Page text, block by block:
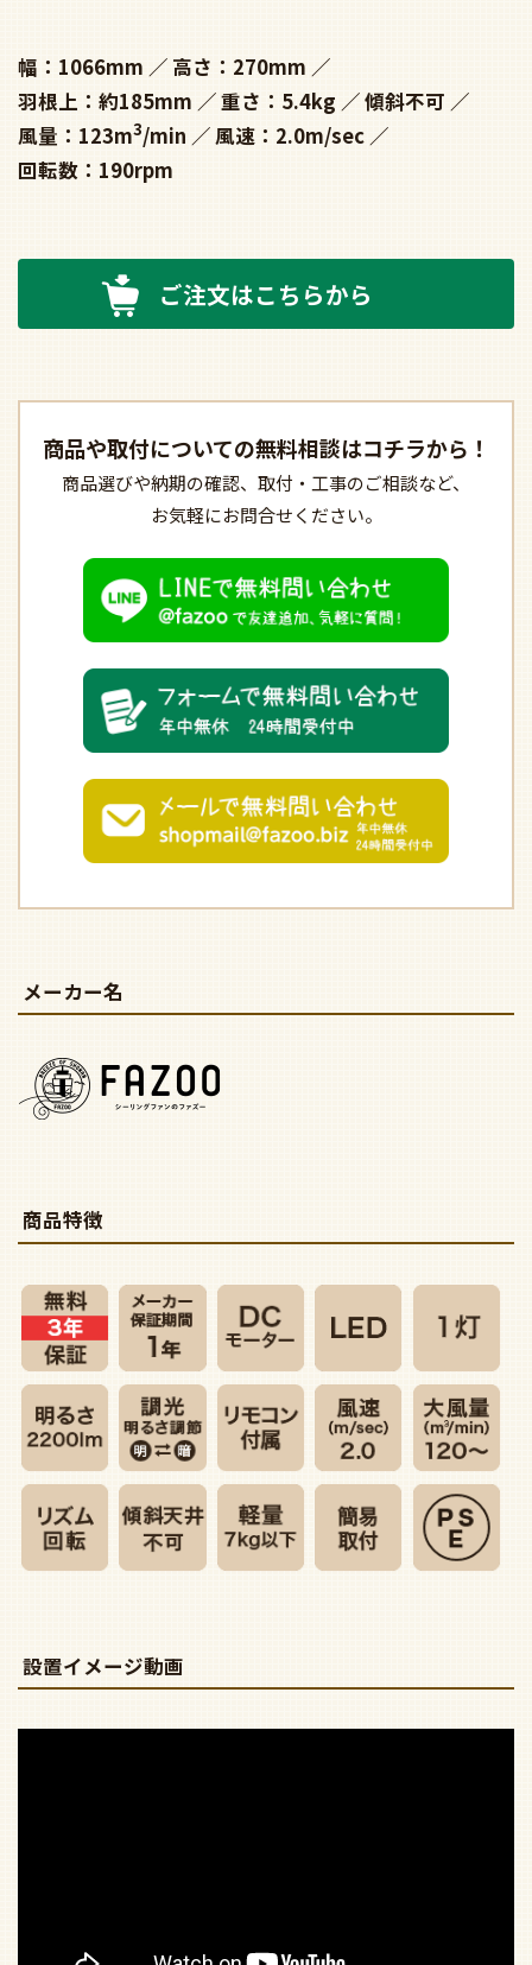
幅：1066mm
高さ：270mm
羽根上：約185mm
重さ：5.4kg
傾斜不可
風量：123m3/min
風速：2.0m/sec
回転数：190rpm
ご注文はこちらから
商品や取付についての無料相談はコチラから！
商品選びや納期の確認、 取付・工事のご相談など、
お気軽にお問合せください。
メーカー名
商品特徴
設置イメージ動画